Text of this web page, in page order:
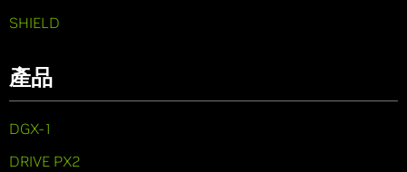
SHIELD
產品
DGX-1
DRIVE PX2